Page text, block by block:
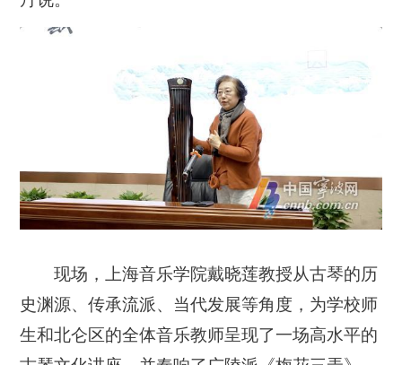
现场，上海音乐学院戴晓莲教授从古琴的历
史渊源、传承流派、当代发展等角度，为学校师
生和北仑区的全体音乐教师呈现了一场高水平的